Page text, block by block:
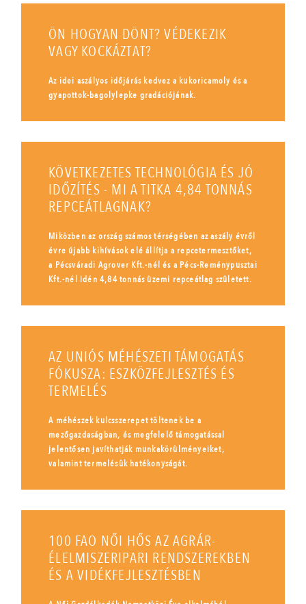
ÖN HOGYAN DÖNT? VÉDEKEZIK
VAGY KOCKÁZTAT?
Az idei aszályos időjárás kedvez a kukoricamoly és a
gyapottok-bagolylepke gradációjának.
KÖVETKEZETES TECHNOLÓGIA ÉS JÓ
IDŐZÍTÉS - MI A TITKA 4,84 TONNÁS
REPCEÁTLAGNAK?
Miközben az ország számos térségében az aszály évről
évre újabb kihívások elé állítja a repcetermesztőket,
a Pécsváradi Agrover Kft.-nél és a Pécs-Reménypusztai
Kft.-nél idén 4,84 tonnás üzemi repceátlag született.
AZ UNIÓS MÉHÉSZETI TÁMOGATÁS
FÓKUSZA: ESZKÖZFEJLESZTÉS ÉS
TERMELÉS
A méhészek kulcsszerepet töltenek be a
mezőgazdaságban, és megfelelő támogatással
jelentősen javíthatják munkakörülményeiket,
valamint termelésük hatékonyságát.
100 FAO NŐI HŐS AZ AGRÁR-
ÉLELMISZERIPARI RENDSZEREKBEN
ÉS A VIDÉKFEJLESZTÉSBEN